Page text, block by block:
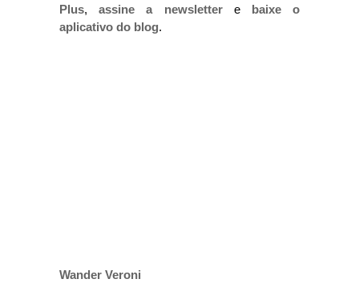
Plus,assine a newslettere baixe o
aplicativo do blog.
Wander Veroni